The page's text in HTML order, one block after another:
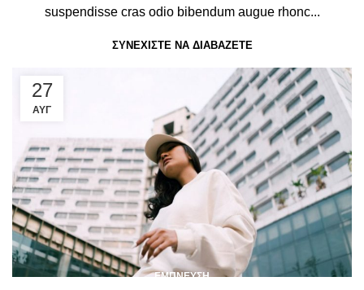
suspendisse cras odio bibendum augue rhonc...
ΣΥΝΕΧΊΣΤΕ ΝΑ ΔΙΑΒΆΖΕΤΕ
27
ΑΥΓ
ΈΜΠΝΕΥΣΗ